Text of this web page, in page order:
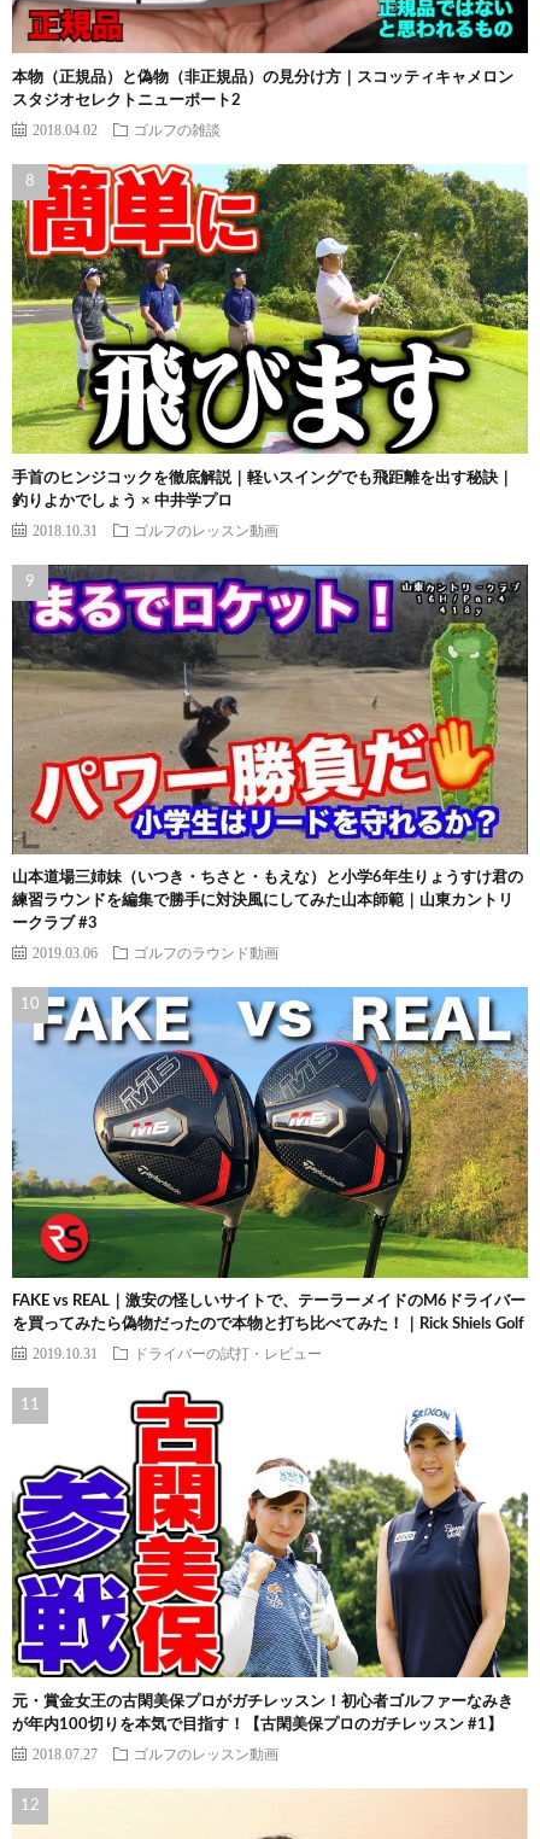
本物（正規品）と偽物（非正規品）の見分け方｜スコッティキャメロン
スタジオセレクトニューポート2
2018.04.02 ゴルフの雑談
手首のヒンジコックを徹底解説｜軽いスイングでも飛距離を出す秘訣｜
釣りよかでしょう × 中井学プロ
2018.10.31 ゴルフのレッスン動画
山本道場三姉妹（いつき・ちさと・もえな）と小学6年生りょうすけ君の
練習ラウンドを編集で勝手に対決風にしてみた山本師範｜山東カントリ
ークラブ #3
2019.03.06 ゴルフのラウンド動画
FAKE vs REAL｜激安の怪しいサイトで、テーラーメイドのM6ドライバー
を買ってみたら偽物だったので本物と打ち比べてみた！｜Rick Shiels Golf
2019.10.31 ドライバーの試打・レビュー
元・賞金女王の古閑美保プロがガチレッスン！初心者ゴルファーなみき
が年内100切りを本気で目指す！【古閑美保プロのガチレッスン #1】
2018.07.27 ゴルフのレッスン動画